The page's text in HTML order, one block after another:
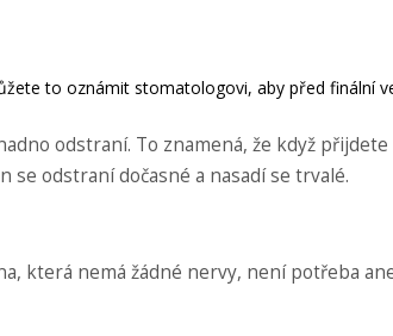
to oznámit stomatologovi, aby před finální
odstraní. To znamená, že když přijdete
se odstraní dočasné a nasadí se trvalé.
která nemá žádné nervy, není potřeba